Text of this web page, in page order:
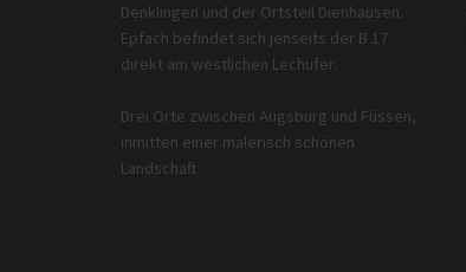
Denklingen und der Ortsteil Dienhausen.
Epfach befindet sich jenseits der B 17
direkt am westlichen Lechufer.
Drei Orte zwischen Augsburg und Füssen,
inmitten einer malerisch schönen
Landschaft